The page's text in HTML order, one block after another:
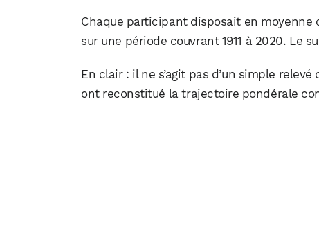
Chaque participant disposait en moyenne
sur une période couvrant 1911 à 2020. Le
En clair : il ne s’agit pas d’un simple
ont reconstitué la trajectoire pondérale